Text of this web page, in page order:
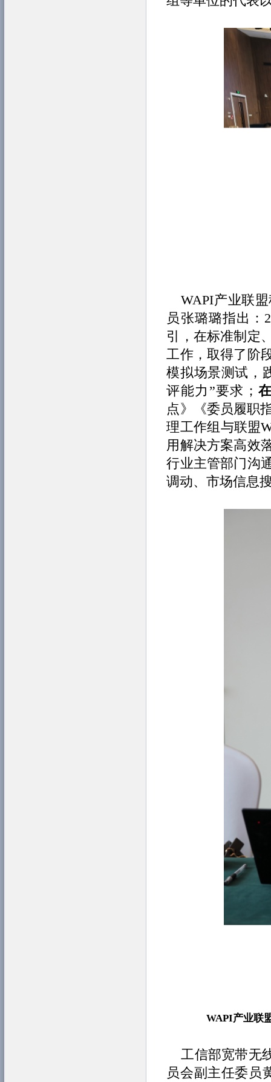
WAPI产业联
员张璐璐指出：
引，在标准制定
工作，取得了阶
模拟场景测试，
评能力”要求；
点》《委员履职
理工作组与联盟
用解决方案高效
行业主管部门沟
调动、市场信息
WAPI产业联
工信部宽带无
员会副主任委员